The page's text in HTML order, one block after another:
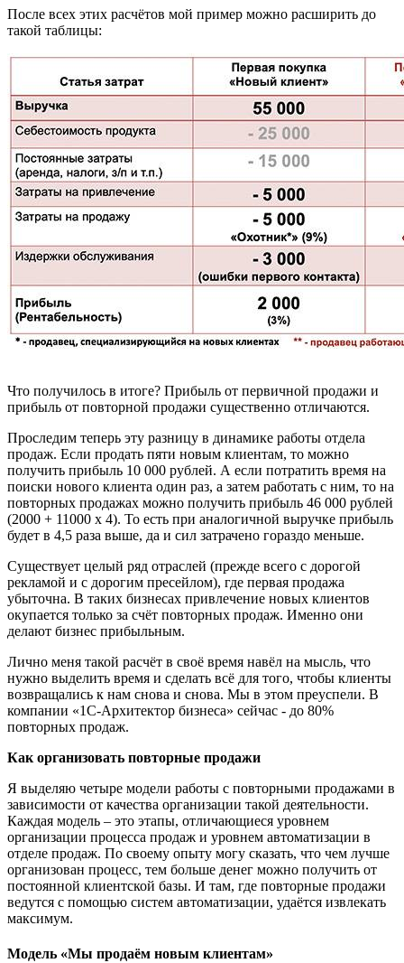
После всех этих расчётов мой пример можно расширить до
такой таблицы:
Что получилось в итоге? Прибыль от первичной продажи и
прибыль от повторной продажи существенно отличаются.
Проследим теперь эту разницу в динамике работы отдела
продаж. Если продать пяти новым клиентам, то можно
получить прибыль 10 000 рублей. А если потратить время на
поиски нового клиента один раз, а затем работать с ним, то на
повторных продажах можно получить прибыль 46 000 рублей
(2000 + 11000 х 4). То есть при аналогичной выручке прибыль
будет в 4,5 раза выше, да и сил затрачено гораздо меньше.
Существует целый ряд отраслей (прежде всего с дорогой
рекламой и с дорогим пресейлом), где первая продажа
убыточна. В таких бизнесах привлечение новых клиентов
окупается только за счёт повторных продаж. Именно они
делают бизнес прибыльным.
Лично меня такой расчёт в своё время навёл на мысль, что
нужно выделить время и сделать всё для того, чтобы клиенты
возвращались к нам снова и снова. Мы в этом преуспели. В
компании «1С-Архитектор бизнеса» сейчас - до 80%
повторных продаж.
Как организовать повторные продажи
Я выделяю четыре модели работы с повторными продажами в
зависимости от качества организации такой деятельности.
Каждая модель – это этапы, отличающиеся уровнем
организации процесса продаж и уровнем автоматизации в
отделе продаж. По своему опыту могу сказать, что чем лучше
организован процесс, тем больше денег можно получить от
постоянной клиентской базы. И там, где повторные продажи
ведутся с помощью систем автоматизации, удаётся извлекать
максимум.
Модель «Мы продаём новым клиентам»